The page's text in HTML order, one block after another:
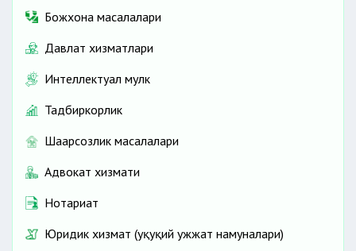
Божхона масалалари
Давлат хизматлари
Интеллектуал мулк
Тадбиркорлик
Шаҳарсозлик масалалари
Адвокат хизмати
Нотариат
Юридик хизмат (ҳуқуқий ҳужжат намуналари)